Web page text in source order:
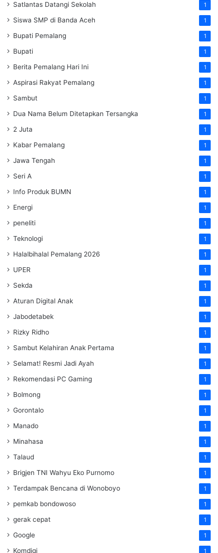
Satlantas Datangi Sekolah 1
Siswa SMP di Banda Aceh 1
Bupati Pemalang 1
Bupati 1
Berita Pemalang Hari Ini 1
Aspirasi Rakyat Pemalang 1
Sambut 1
Dua Nama Belum Ditetapkan Tersangka 1
2 Juta 1
Kabar Pemalang 1
Jawa Tengah 1
Seri A 1
Info Produk BUMN 1
Energi 1
peneliti 1
Teknologi 1
Halalbihalal Pemalang 2026 1
UPER 1
Sekda 1
Aturan Digital Anak 1
Jabodetabek 1
Rizky Ridho 1
Sambut Kelahiran Anak Pertama 1
Selamat! Resmi Jadi Ayah 1
Rekomendasi PC Gaming 1
Bolmong 1
Gorontalo 1
Manado 1
Minahasa 1
Talaud 1
Brigjen TNI Wahyu Eko Purnomo 1
Terdampak Bencana di Wonoboyo 1
pemkab bondowoso 1
gerak cepat 1
Google 1
Komdigi 1